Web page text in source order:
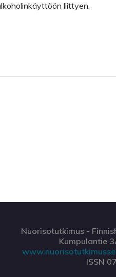
liittyen.
Nuorisotutkimus -
Kumpulantie
ISSN